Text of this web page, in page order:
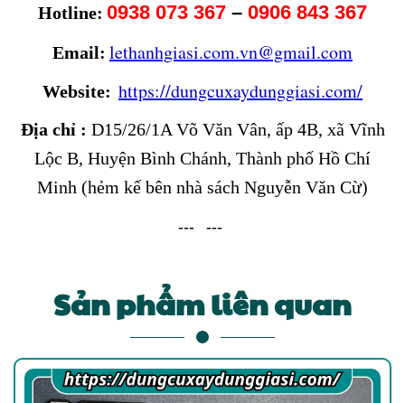
Hotline: 0938 073 367 – 0906 843 367
Email: lethanhgiasi.com.vn@gmail.com
Website: https://dungcuxaydunggiasi.com/
Địa chỉ : D15/26/1A Võ Văn Vân, ấp 4B, xã Vĩnh
Lộc B, Huyện Bình Chánh, Thành phố Hồ Chí
Minh (hẻm kế bên nhà sách Nguyễn Văn Cừ)
--- ---
Sản phẩm liên quan